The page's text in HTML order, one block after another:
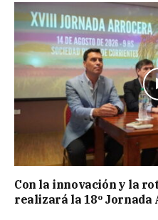
Con la innovación y la
realizará la 18º